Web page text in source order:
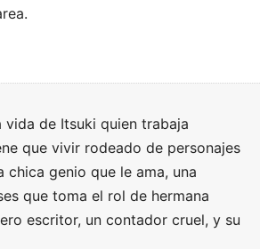
vida de Itsuki quien trabaja
que vivir rodeado de personajes
chica genio que le ama, una
que toma el rol de hermana
escritor, un contador cruel, y su